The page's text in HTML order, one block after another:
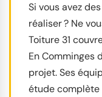
Si vous avez
réaliser ? Ne
Toiture 31
En Comminges
projet. Ses
étude complète